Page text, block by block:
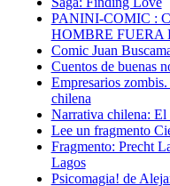
PANINI-COMIC :
HOMBRE FUERA
Comic Juan
Cuentos de buenas
Empresarios
chilena
Narrativa chilena:
Lee un fragmento
Fragmento: Precht
Lagos
Psicomagia! de